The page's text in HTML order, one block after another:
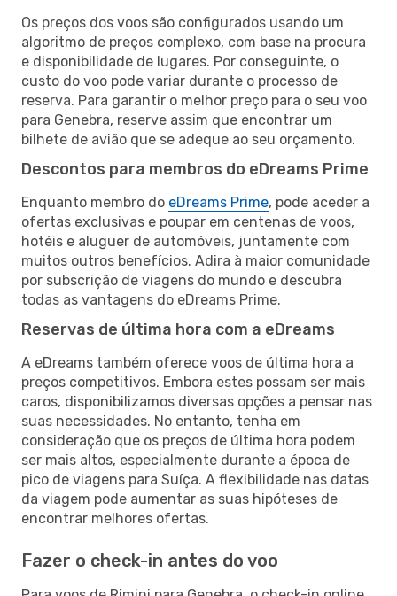
Os preços dos voos são configurados usando um
algoritmo de preços complexo, com base na procura
e disponibilidade de lugares. Por conseguinte, o
custo do voo pode variar durante o processo de
reserva. Para garantir o melhor preço para o seu voo
para Genebra, reserve assim que encontrar um
bilhete de avião que se adeque ao seu orçamento.
Descontos para membros do eDreams Prime
Enquanto membro do eDreams Prime, pode aceder a
ofertas exclusivas e poupar em centenas de voos,
hotéis e aluguer de automóveis, juntamente com
muitos outros benefícios. Adira à maior comunidade
por subscrição de viagens do mundo e descubra
todas as vantagens do eDreams Prime.
Reservas de última hora com a eDreams
A eDreams também oferece voos de última hora a
preços competitivos. Embora estes possam ser mais
caros, disponibilizamos diversas opções a pensar nas
suas necessidades. No entanto, tenha em
consideração que os preços de última hora podem
ser mais altos, especialmente durante a época de
pico de viagens para Suíça. A flexibilidade nas datas
da viagem pode aumentar as suas hipóteses de
encontrar melhores ofertas.
Fazer o check-in antes do voo